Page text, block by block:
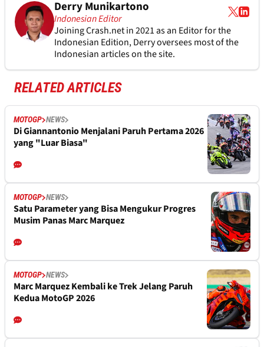
Derry Munikartono
Indonesian Editor
Joining Crash.net in 2021 as an Editor for the
Indonesian Edition, Derry oversees most of the
Indonesian articles on the site.
RELATED ARTICLES
MOTOGP NEWS
Di Giannantonio Menjalani Paruh Pertama 2026
yang "Luar Biasa"
MOTOGP NEWS
Satu Parameter yang Bisa Mengukur Progres
Musim Panas Marc Marquez
MOTOGP NEWS
Marc Marquez Kembali ke Trek Jelang Paruh
Kedua MotoGP 2026